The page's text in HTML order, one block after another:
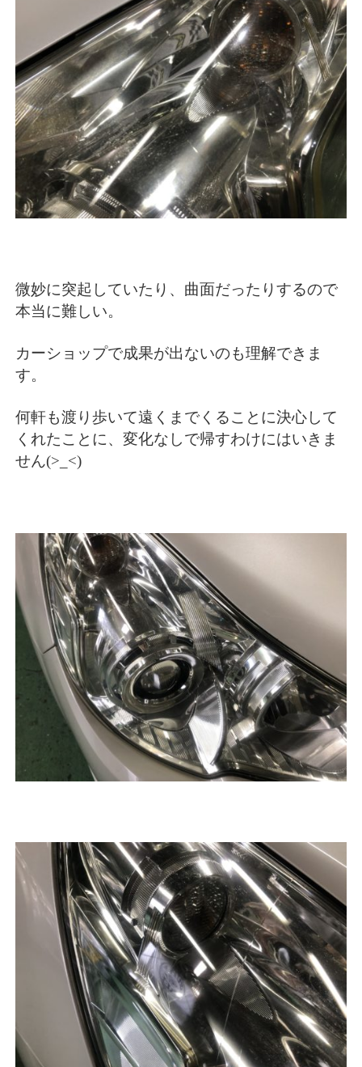
微妙に突起していたり、曲面だったりするので
本当に難しい。
カーショップで成果が出ないのも理解できま
す。
何軒も渡り歩いて遠くまでくることに決心して
くれたことに、変化なしで帰すわけにはいきま
せん(>_<)